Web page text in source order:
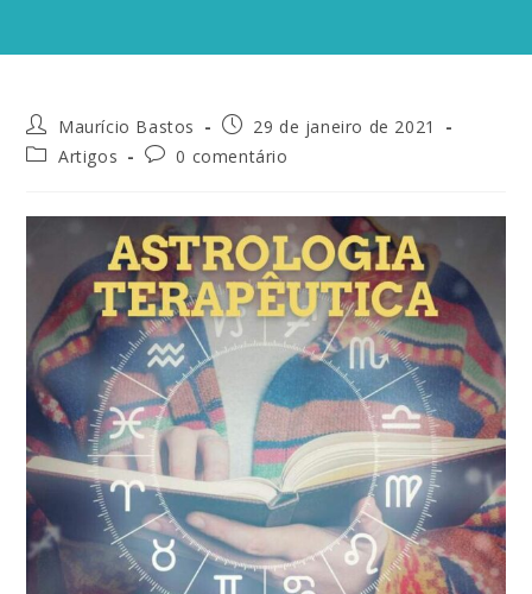
Maurício Bastos
29 de janeiro de 2021
Artigos
0 comentário